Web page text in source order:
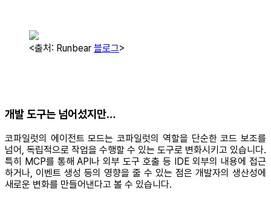
<출처: Runbear 블로그>
개발 도구는 넘어섰지만…
코파일럿의 에이전트 모드는 코파일럿의 역할을 단순한 코드 보조를
넘어, 독립적으로 작업을 수행할 수 있는 도구로 변화시키고 있습니다.
특히 MCP를 통해 API나 외부 도구 호출 등 IDE 외부의 내용에 접근
하거나, 이벤트 생성 등의 영향을 줄 수 있는 점은 개발자의 생산성에
새로운 변화를 만들어낸다고 볼 수 있습니다.